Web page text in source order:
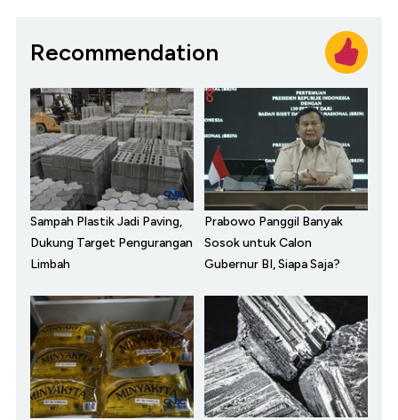
Recommendation
Sampah Plastik Jadi Paving,
Dukung Target Pengurangan
Limbah
Prabowo Panggil Banyak
Sosok untuk Calon
Gubernur BI, Siapa Saja?